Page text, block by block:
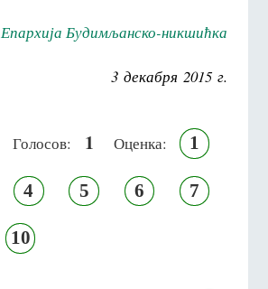
Епархија Будимљанско-никшићка
3 декабря 2015 г.
Голосов: 1 Оценка: 1
4 5 6 7
10